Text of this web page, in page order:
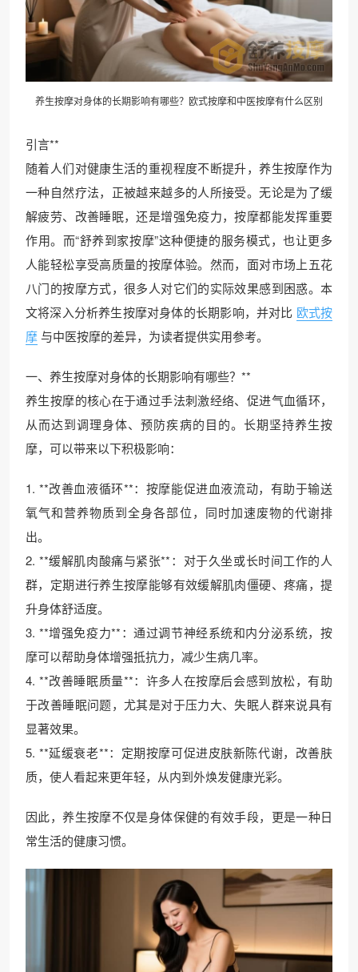
养生按摩对身体的长期影响有哪些？欧式按摩和中医按摩有什么区别
引言**
随着人们对健康生活的重视程度不断提升，养生按摩作为
一种自然疗法，正被越来越多的人所接受。无论是为了缓
解疲劳、改善睡眠，还是增强免疫力，按摩都能发挥重要
作用。而“舒养到家按摩”这种便捷的服务模式，也让更多
人能轻松享受高质量的按摩体验。然而，面对市场上五花
八门的按摩方式，很多人对它们的实际效果感到困惑。本
文将深入分析养生按摩对身体的长期影响，并对比 欧式按
摩与中医按摩的差异，为读者提供实用参考。
一、养生按摩对身体的长期影响有哪些？**
养生按摩的核心在于通过手法刺激经络、促进气血循环，
从而达到调理身体、预防疾病的目的。长期坚持养生按
摩，可以带来以下积极影响：
1. **改善血液循环**：按摩能促进血液流动，有助于输送
氧气和营养物质到全身各部位，同时加速废物的代谢排
出。
2. **缓解肌肉酸痛与紧张**：对于久坐或长时间工作的人
群，定期进行养生按摩能够有效缓解肌肉僵硬、疼痛，提
升身体舒适度。
3. **增强免疫力**：通过调节神经系统和内分泌系统，按
摩可以帮助身体增强抵抗力，减少生病几率。
4. **改善睡眠质量**：许多人在按摩后会感到放松，有助
于改善睡眠问题，尤其是对于压力大、失眠人群来说具有
显著效果。
5. **延缓衰老**：定期按摩可促进皮肤新陈代谢，改善肤
质，使人看起来更年轻，从内到外焕发健康光彩。
因此，养生按摩不仅是身体保健的有效手段，更是一种日
常生活的健康习惯。